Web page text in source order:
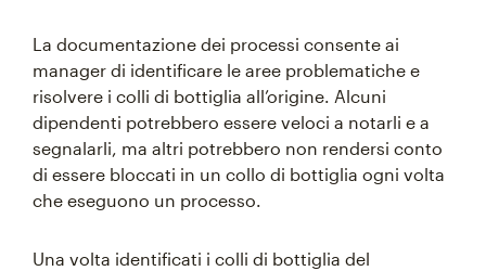
La documentazione dei processi consente ai
manager di identificare le aree problematiche e
risolvere i colli di bottiglia all’origine. Alcuni
dipendenti potrebbero essere veloci a notarli e a
segnalarli, ma altri potrebbero non rendersi conto
di essere bloccati in un collo di bottiglia ogni volta
che eseguono un processo.
Una volta identificati i colli di bottiglia del